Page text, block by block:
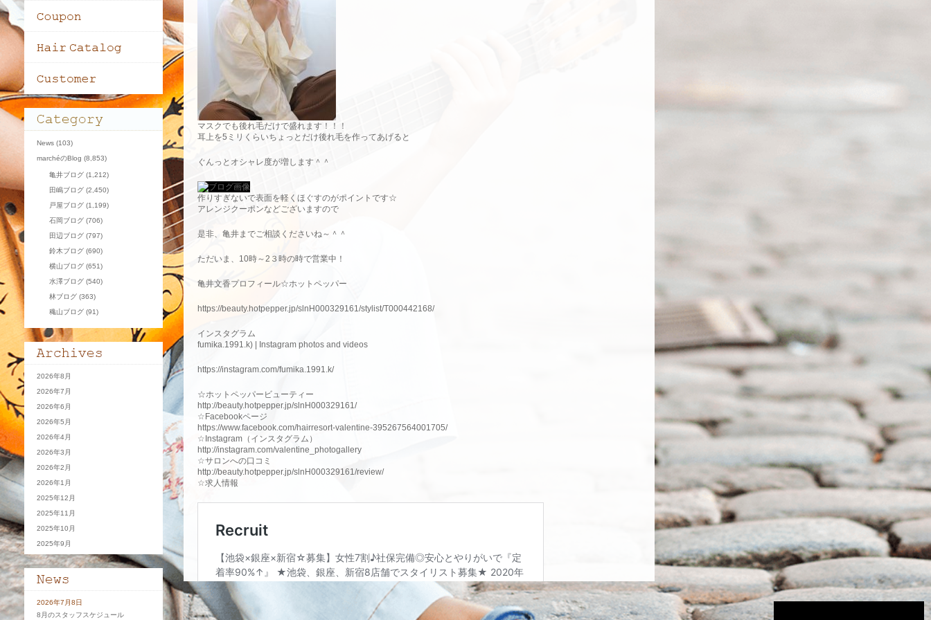
マスクでも後れ毛だけで盛れます！！！
耳上を5ミリくらいちょっとだけ後れ毛を作ってあげると
ぐんっとオシャレ度が増します＾＾
作りすぎないで表面を軽くほぐすのがポイントです☆
アレンジクーポンなどございますので
是非、亀井までご相談くださいね～＾＾
ただいま、10時～2３時の時で営業中！
亀井文香プロフィール☆ホットペッパー
https://beauty.hotpepper.jp/slnH000329161/stylist/T000442168/
インスタグラム
fumika.1991.k) | Instagram photos and videos
https://instagram.com/fumika.1991.k/
☆ホットペッパービューティー
http://beauty.hotpepper.jp/slnH000329161/
☆Facebookページ
https://www.facebook.com/hairresort-valentine-395267564001705/
☆Instagram（インスタグラム）
http://instagram.com/valentine_photogallery
☆サロンへの口コミ
http://beauty.hotpepper.jp/slnH000329161/review/
☆求人情報
News (103)
marchéのBlog (8,853)
亀井ブログ (1,212)
田嶋ブログ (2,450)
戸屋ブログ (1,199)
石岡ブログ (706)
田辺ブログ (797)
鈴木ブログ (690)
横山ブログ (651)
水澤ブログ (540)
林ブログ (363)
穐山ブログ (91)
2026年8月
2026年7月
2026年6月
2026年5月
2026年4月
2026年3月
2026年2月
2026年1月
2025年12月
2025年11月
2025年10月
2025年9月
2026年7月8日
8月のスタッフスケジュール